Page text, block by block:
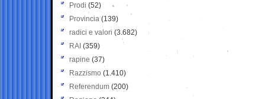
Prodi (52)
Provincia (139)
radici e valori (3.682)
RAI (359)
rapine (37)
Razzismo (1.410)
Referendum (200)